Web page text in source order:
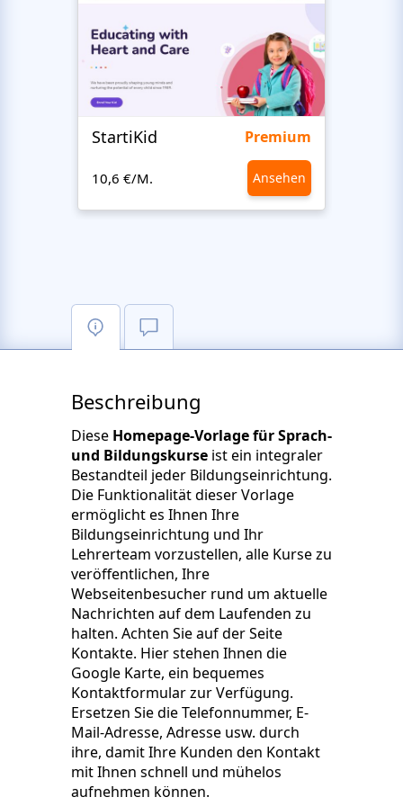
StartiKid Premium
10,6 €/M. Ansehen
Beschreibung
Diese Homepage-Vorlage für Sprach-
und Bildungskurse ist ein integraler
Bestandteil jeder Bildungseinrichtung.
Die Funktionalität dieser Vorlage
ermöglicht es Ihnen Ihre
Bildungseinrichtung und Ihr
Lehrerteam vorzustellen, alle Kurse zu
veröffentlichen, Ihre
Webseitenbesucher rund um aktuelle
Nachrichten auf dem Laufenden zu
halten. Achten Sie auf der Seite
Kontakte. Hier stehen Ihnen die
Google Karte, ein bequemes
Kontaktformular zur Verfügung.
Ersetzen Sie die Telefonnummer, E-
Mail-Adresse, Adresse usw. durch
ihre, damit Ihre Kunden den Kontakt
mit Ihnen schnell und mühelos
aufnehmen können.